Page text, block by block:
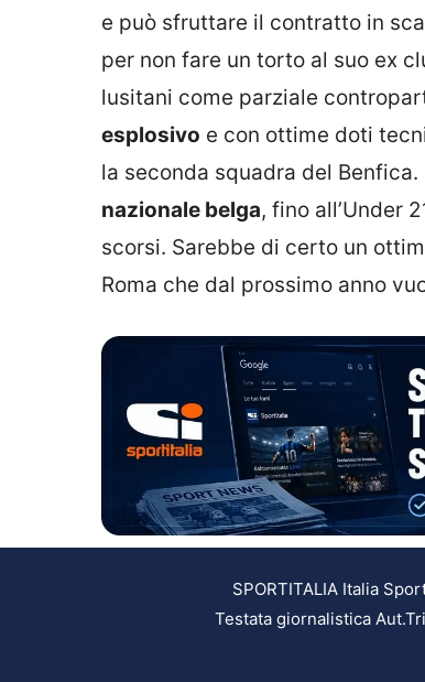
e può sfruttare il contratto in
per non fare un torto al suo ex
lusitani come parziale
esplosivo e con ottime doti
la seconda squadra del Benfica.
nazionale belga, fino all’Under
scorsi. Sarebbe di certo un
Roma che dal prossimo anno
SPORTITALIA Italia
Testata giornalistica